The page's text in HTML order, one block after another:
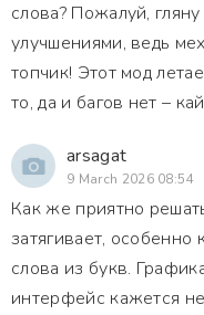
слова? Пожалуй,
улучшениями, ведь
топчик! Этот мод
то, да и багов нет –
arsagat
9 March 2026 08:54
Как же приятно
затягивает, особенно
слова из букв.
интерфейс кажется